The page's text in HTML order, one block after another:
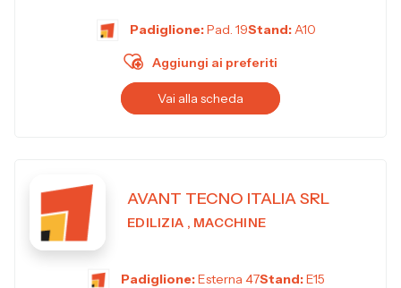
Padiglione:Pad. 19Stand:A10
Aggiungi ai preferiti
Vai alla scheda
AVANT TECNO ITALIA SRL
EDILIZIA , MACCHINE
Padiglione:Esterna 47Stand:E15